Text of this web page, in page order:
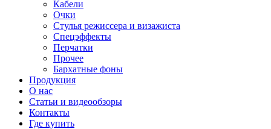
Кабели
Очки
Стулья режиссера и визажиста
Спецэффекты
Перчатки
Прочее
Бархатные фоны
Продукция
О нас
Статьи и видеообзоры
Контакты
Где купить